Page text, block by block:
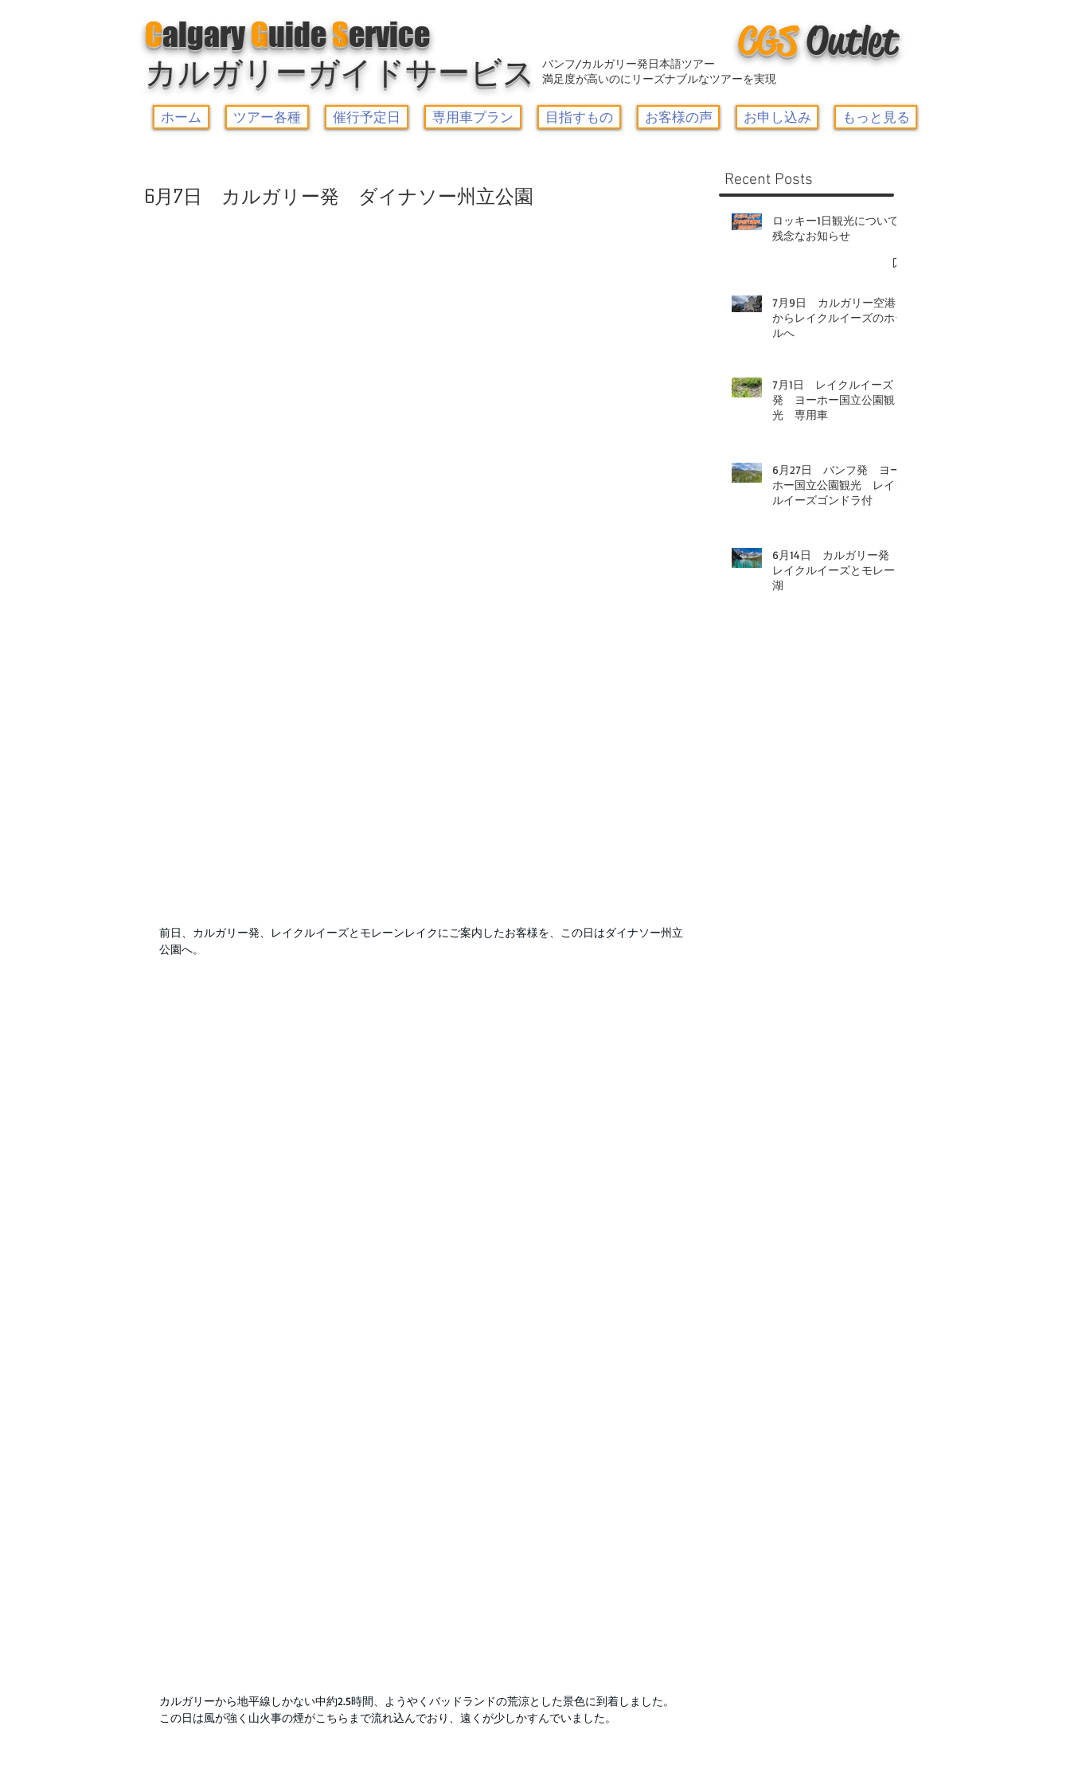
CalgaryGuideService
カルガリーガイドサービス
CGSOutlet
バンフ/カルガリー発日本語ツアー
満足度が高いのにリーズナブルなツアーを実現
ホーム ツアー各種 催行予定日 専用車プラン 目指すもの お客様の声 お申し込み もっと見る
6月7日 カルガリー発 ダイナソー州立公園
前日、カルガリー発、レイクルイーズとモレーンレイクにご案内したお客様を、この日はダイナソー州立
公園へ。
カルガリーから地平線しかない中約2.5時間、ようやくバッドランドの荒涼とした景色に到着しました。
この日は風が強く山火事の煙がこちらまで流れ込んでおり、遠くが少しかすんでいました。
Recent Posts
ロッキー1日観光について-
残念なお知らせ
7月9日 カルガリー空港
からレイクルイーズのホテ
ルへ
7月1日 レイクルイーズ
発 ヨーホー国立公園観
光 専用車
6月27日 バンフ発 ヨー
ホー国立公園観光 レイク
ルイーズゴンドラ付
6月14日 カルガリー発
レイクルイーズとモレーン
湖